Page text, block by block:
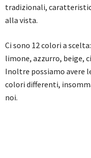
tradizionali,
alla vista.
Ci sono 12 colori a
limone, azzurro, beige,
Inoltre possiamo avere
colori differenti,
noi.